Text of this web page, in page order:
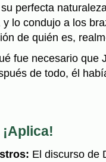
perfecta
lo condujo a los
de quién es,
fue necesario que
de todo, él
El discurso de